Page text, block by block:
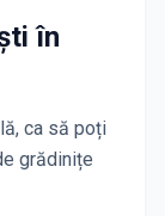
în
ca să poți
grădinițe